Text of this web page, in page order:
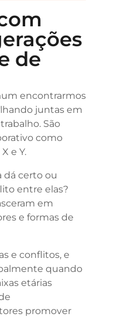
de
encontrarmos
juntas em
São
como
e Y.
dá certo ou
entre elas?
em
e formas de
e conflitos, e
quando
etárias
promover